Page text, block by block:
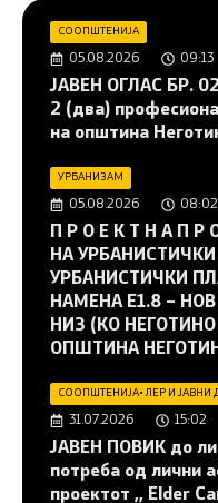
СООПШТЕНИЈА
05.08.2026 09:13
JAВЕН ОГЛАС БР.
2 (два)
на општина
УРБАНИЗАМ
05.08.2026 08:02
П Р О Е К Т Н А П Р
НА
УРБАНИСТИЧКИ
НАМЕНА Е1.8 –
НИЗ (КО
ОПШТИНА
СООПШТЕНИЈА•ЛЕР И ЈАВНИ
31.07.2026 15:02
JАВЕН ПОВИК до
потреба од лични
проектот ,, Elder